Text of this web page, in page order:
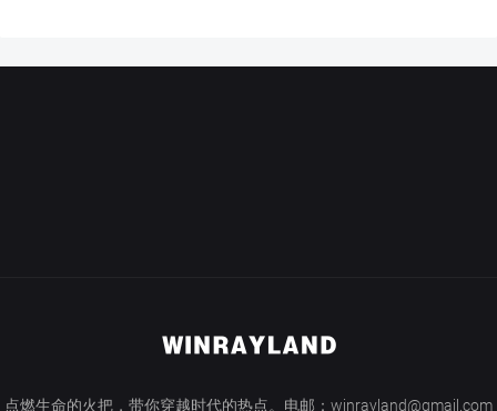
点燃生命的火把，带你穿越时代的热点。电邮：winrayland@gmail.com